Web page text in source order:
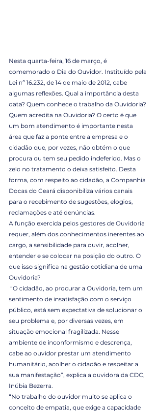
Nesta quarta-feira, 16 de março, é
comemorado o Dia do Ouvidor. Instituído pela
Lei nº 16.232, de 14 de maio de 2012, cabe
algumas reflexões. Qual a importância desta
data? Quem conhece o trabalho da Ouvidoria?
Quem acredita na Ouvidoria? O certo é que
um bom atendimento é importante nesta
área que faz a ponte entre a empresa e o
cidadão que, por vezes, não obtém o que
procura ou tem seu pedido indeferido. Mas o
zelo no tratamento o deixa satisfeito. Desta
forma, com respeito ao cidadão, a Companhia
Docas do Ceará disponibiliza vários canais
para o recebimento de sugestões, elogios,
reclamações e até denúncias.
A função exercida pelos gestores de Ouvidoria
requer, além dos conhecimentos inerentes ao
cargo, a sensibilidade para ouvir, acolher,
entender e se colocar na posição do outro. O
que isso significa na gestão cotidiana de uma
Ouvidoria?
sentimento de insatisfação com o serviço
público, está sem expectativa de solucionar o
seu problema e, por diversas vezes, em
situação emocional fragilizada. Nesse
ambiente de inconformismo e descrença,
cabe ao ouvidor prestar um atendimento
humanitário, acolher o cidadão e respeitar a
sua manifestação”, explica a ouvidora da CDC,
Inúbia Bezerra.
“No trabalho do ouvidor muito se aplica o
conceito de empatia, que exige a capacidade